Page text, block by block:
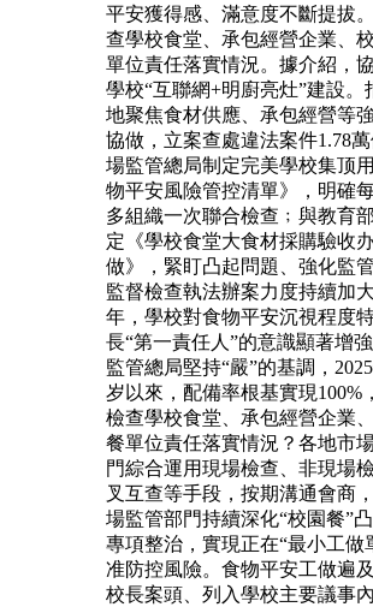
平安獲得感、滿意度不斷提拔
查學校食堂、承包經營企業、
單位責任落實情況。據介紹，
學校“互聯網+明廚亮灶”建設。
地聚焦食材供應、承包經營等
協做，立案查處違法案件1.78
場監管總局制定完美學校集顶
物平安風險管控清單》，明確
多組織一次聯合檢查﹔與教育
定《學校食堂大食材採購驗收
做》，緊盯凸起問題、強化監管
監督檢查執法辦案力度持續加
年，學校對食物平安沉視程度
長“第一責任人”的意識顯著增
監管總局堅持“嚴”的基調，
岁以來，配備率根基實現100%
檢查學校食堂、承包經營企業
餐單位責任落實情況？各地市
門綜合運用現場檢查、非現場
叉互查等手段，按期溝通會商
場監管部門持續深化“校園餐”
專項整治，實現正在“最小工做
准防控風險。食物平安工做遍
校長案頭、列入學校主要議事